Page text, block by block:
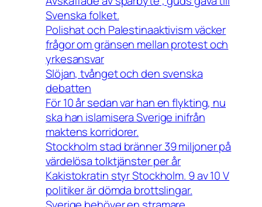
Svenska folket.
Polishat och Palestinaaktivism väcker
frågor om gränsen mellan protest och
yrkesansvar
Slöjan, tvånget och den svenska
debatten
För 10 år sedan var han en flykting, nu
ska han islamisera Sverige inifrån
maktens korridorer.
Stockholm stad bränner 39 miljoner på
värdelösa tolktjänster per år
Kakistokratin styr Stockholm. 9 av 10 V
politiker är dömda brottslingar.